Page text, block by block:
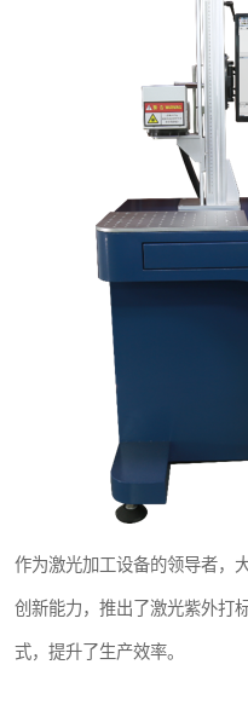
作为激光加工设备的领导者，
创新能力，推出了激光紫外打
式，提升了生产效率。